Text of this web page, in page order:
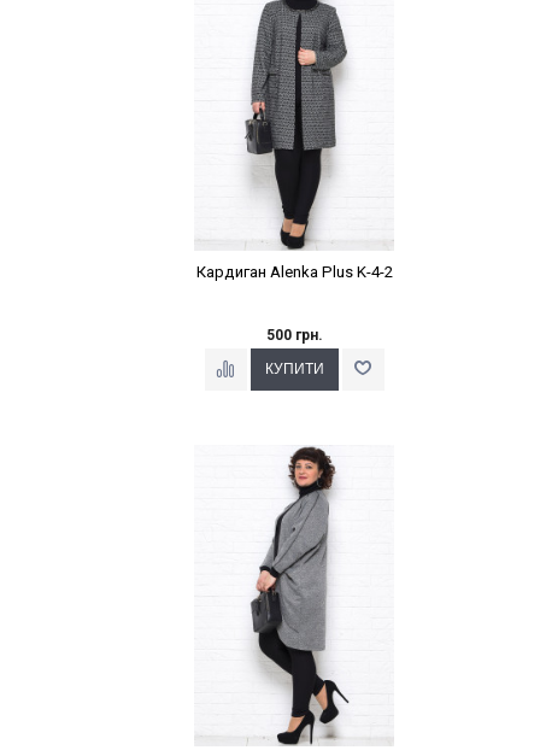
Кардиган Alenka Plus K-4-2
500 грн.
Наклейки Варіант з %